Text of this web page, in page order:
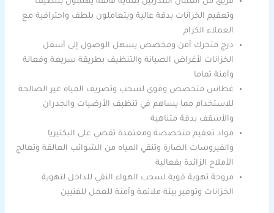
فريق من العمال المدربين بعناية فائقة يهتمون بتنظيف
وتعقيم الخزانات بدقة عالية ويتعاملون بلطف واحترافية مع
العملاء الكرام
درج متحرك آمن ومخصص يسهل الوصول إلى أسفل
الخزانات لأغراض الصيانة والتنظيف بطريقة سريعة وفعالة
وآمنة تماما
غطاس متخصص وقوي لسحب وتصريف المياه غير الصالحة
للاستخدام مما يساهم في تنظيف الأرضيات والجدران
والأسقف بدقة متناهية
مواد تعقيم متخصصة ومعتمدة تقضي على البكتيريا
والفيروسات الضارة وتنقي المياه من الشوائب العالقة وتعالج
الأملاح الزائدة بفعالية
مروحة تهوية قوية لسحب الهواء النقي للداخل لتهوية
الخزانات وتوفير بيئة ملائمة وآمنة للعمل للفنيين